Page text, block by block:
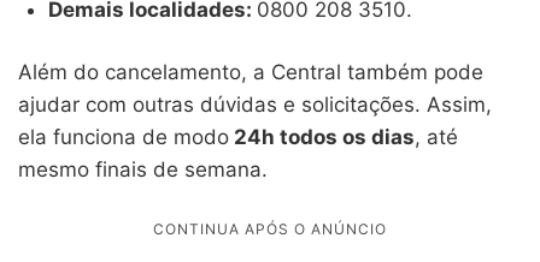
Demais localidades: 0800 208 3510.
Além do cancelamento, a Central também pode
ajudar com outras dúvidas e solicitações. Assim,
ela funciona de modo 24h todos os dias, até
mesmo finais de semana.